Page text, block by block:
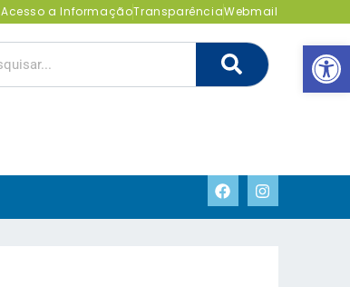
Abrir
Acesso a InformaçãoTransparênciaWebmail